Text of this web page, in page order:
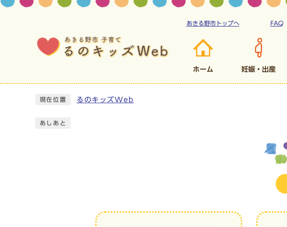
あきる野市トップへ FAQ
ホーム 妊娠・出産
現在位置 るのキッズWeb
あしあと